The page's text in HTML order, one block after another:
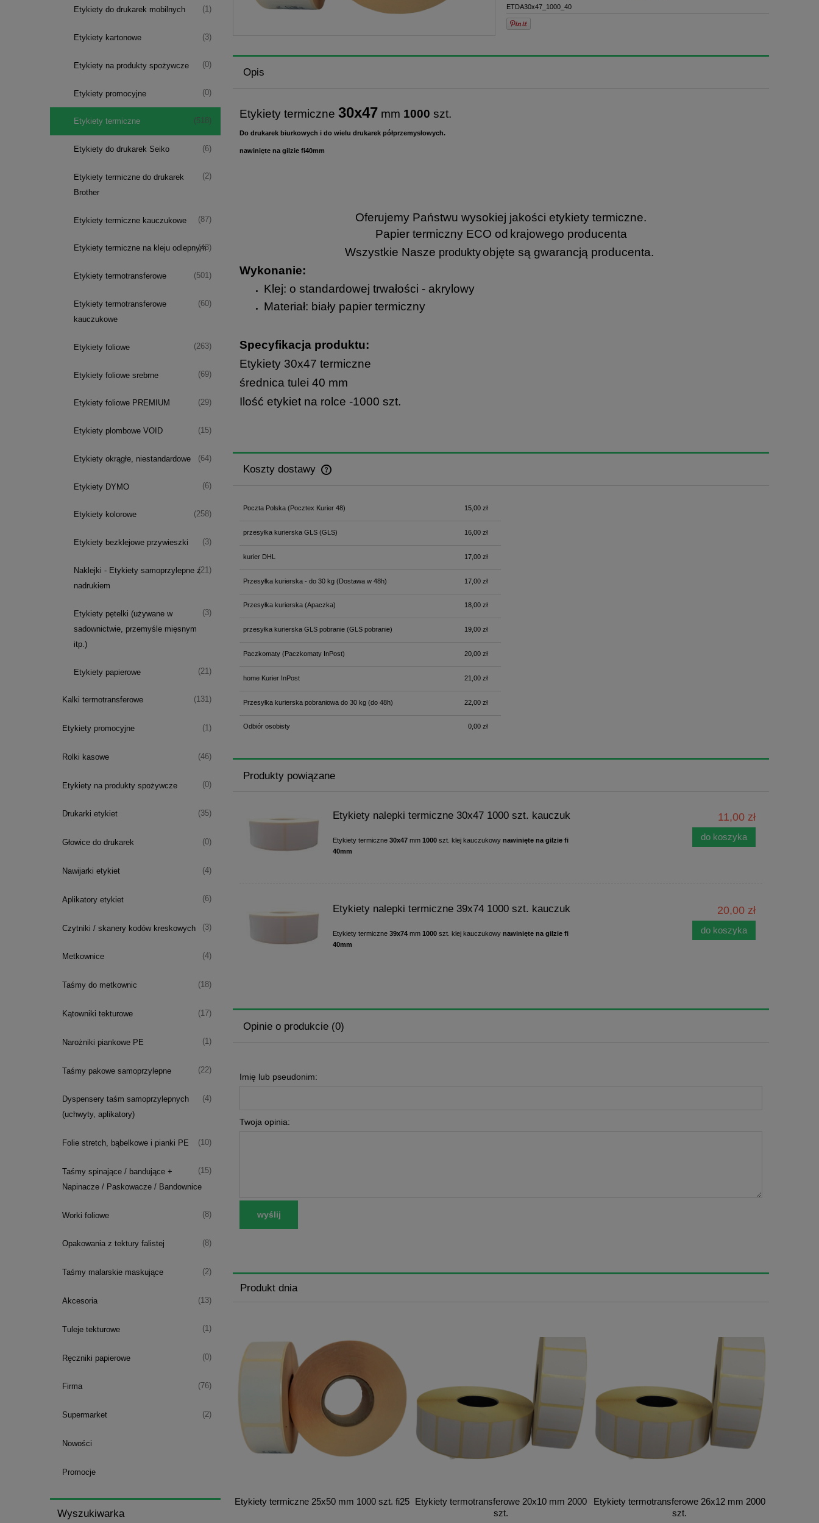
Etykiety do drukarek mobilnych (1)
Etykiety kartonowe (3)
Etykiety na produkty spożywcze (0)
Etykiety promocyjne (0)
Etykiety termiczne (518)
Etykiety do drukarek Seiko (6)
Etykiety termiczne do drukarek
Brother
(2)
Etykiety termiczne kauczukowe (87)
Etykiety termiczne na kleju odlepnym
(43)
Etykiety termotransferowe (501)
Etykiety termotransferowe
kauczukowe
(60)
Etykiety foliowe (263)
Etykiety foliowe srebrne (69)
Etykiety foliowe PREMIUM (29)
Etykiety plombowe VOID (15)
Etykiety okrągłe, niestandardowe (64)
Etykiety DYMO (6)
Etykiety kolorowe (258)
Etykiety bezklejowe przywieszki (3)
Naklejki - Etykiety samoprzylepne z
nadrukiem
(21)
Etykiety pętelki (używane w
sadownictwie, przemyśle mięsnym
itp.)
(3)
Etykiety papierowe (21)
Kalki termotransferowe (131)
Etykiety promocyjne (1)
Rolki kasowe (46)
Etykiety na produkty spożywcze (0)
Drukarki etykiet (35)
Głowice do drukarek (0)
Nawijarki etykiet (4)
Aplikatory etykiet (6)
Czytniki / skanery kodów kreskowych (3)
Metkownice (4)
Taśmy do metkownic (18)
Kątowniki tekturowe (17)
Narożniki piankowe PE (1)
Taśmy pakowe samoprzylepne (22)
Dyspensery taśm samoprzylepnych
(uchwyty, aplikatory)
(4)
Folie stretch, bąbelkowe i pianki PE (10)
Taśmy spinające / bandujące +
Napinacze / Paskowacze / Bandownice
(15)
Worki foliowe (8)
Opakowania z tektury falistej (8)
Taśmy malarskie maskujące (2)
Akcesoria (13)
Tuleje tekturowe (1)
Ręczniki papierowe (0)
Firma (76)
Supermarket (2)
Nowości
Promocje
Wyszukiwarka
ETDA30x47_1000_40
Opis
Etykiety termiczne 30x47 mm 1000 szt.
Do drukarek biurkowych i do wielu drukarek półprzemysłowych.
nawinięte na gilzie fi40mm
Oferujemy Państwu wysokiej jakości etykiety termiczne.
Papier termiczny ECO od krajowego producenta
Wszystkie Nasze produkty objęte są gwarancją producenta.
Wykonanie:
Klej: o standardowej trwałości - akrylowy
Materiał: biały papier termiczny
Specyfikacja produktu:
Etykiety 30x47 termiczne
średnica tulei 40 mm
Ilość etykiet na rolce -1000 szt.
Koszty dostawy
płatności
Poczta Polska(Pocztex Kurier 48) 15,00 zł
przesyłka kurierska GLS(GLS) 16,00 zł
kurier DHL 17,00 zł
Przesyłka kurierska - do 30 kg(Dostawa w 48h) 17,00 zł
Przesyłka kurierska (Apaczka) 18,00 zł
przesyłka kurierska GLS pobranie(GLS pobranie) 19,00 zł
Paczkomaty(Paczkomaty InPost) 20,00 zł
home Kurier InPost 21,00 zł
Przesyłka kurierska pobraniowa do 30 kg(do 48h) 22,00 zł
Odbiór osobisty 0,00 zł
Produkty powiązane
Etykiety nalepki termiczne 30x47 1000 szt. kauczuk
Etykiety termiczne30x47 mm1000 szt. klej kauczukowynawinięte na gilzie fi
40mm
11,00 zł
do koszyka
Etykiety nalepki termiczne 39x74 1000 szt. kauczuk
Etykiety termiczne39x74 mm1000 szt. klej kauczukowynawinięte na gilzie fi
40mm
20,00 zł
do koszyka
Opinie o produkcie (0)
Imię lub pseudonim:
Twoja opinia:
wyślij
Produkt dnia
Etykiety termiczne 25x50 mm 1000 szt. fi25 Etykiety termotransferowe 20x10 mm 2000
szt.
Etykiety termotransferowe 26x12 mm 2000
szt.